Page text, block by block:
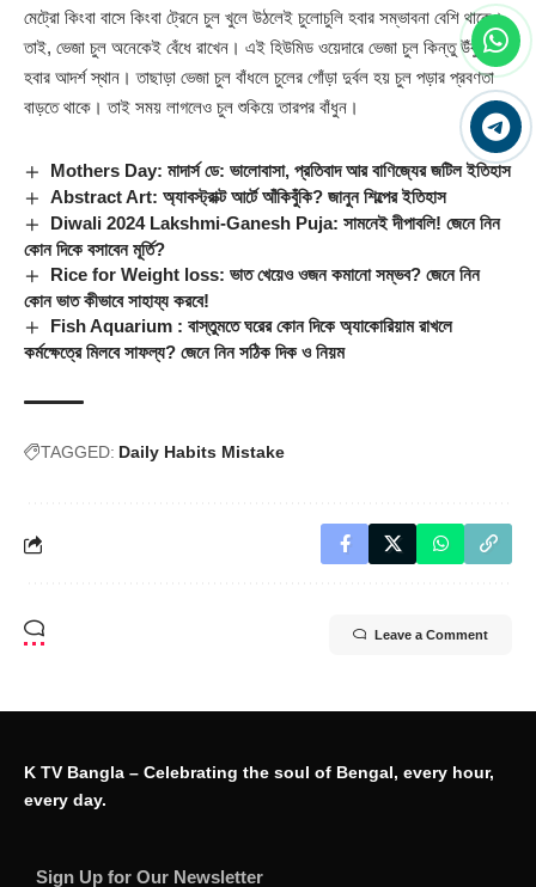
মেট্রো কিংবা বাসে কিংবা ট্রেনে চুল খুলে উঠলেই চুলোচুলি হবার সম্ভাবনা বেশি থাকে।
তাই, ভেজা চুল অনেকেই বেঁধে রাখেন। এই হিউমিড ওয়েদারে ভেজা চুল কিন্তু উঁকুন
হবার আদর্শ স্থান। তাছাড়া ভেজা চুল বাঁধলে চুলের গোঁড়া দুর্বল হয় চুল পড়ার প্রবণতা
বাড়তে থাকে। তাই সময় লাগলেও চুল শুকিয়ে তারপর বাঁধুন।
Mothers Day: মাদার্স ডে: ভালোবাসা, প্রতিবাদ আর বাণিজ্যের জটিল ইতিহাস
Abstract Art: অ্যাবস্ট্রাক্ট আর্টে আঁকিবুঁকি? জানুন শিল্পের ইতিহাস
Diwali 2024 Lakshmi-Ganesh Puja: সামনেই দীপাবলি! জেনে নিন
কোন দিকে বসাবেন মূর্তি?
Rice for Weight loss: ভাত খেয়েও ওজন কমানো সম্ভব? জেনে নিন
কোন ভাত কীভাবে সাহায্য করবে!
Fish Aquarium : বাস্তুমতে ঘরের কোন দিকে অ্যাকোরিয়াম রাখলে
কর্মক্ষেত্রে মিলবে সাফল্য? জেনে নিন সঠিক দিক ও নিয়ম
TAGGED: Daily Habits Mistake
Leave a Comment
K TV Bangla – Celebrating the soul of Bengal, every hour,
every day.
Sign Up for Our Newsletter